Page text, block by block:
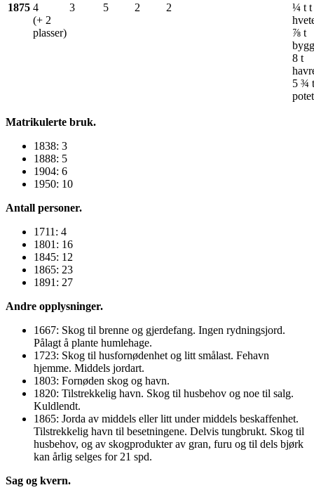
1875 4
(+ 2
plasser)
3 5 2 2
¼ t t
⅞ t
8 t
5 ¾ t
Matrikulerte bruk.
1838: 3
1888: 5
1904: 6
1950: 10
Antall personer.
1711: 4
1801: 16
1845: 12
1865: 23
1891: 27
Andre opplysninger.
1667: Skog til brenne og gjerdefang. Ingen rydningsjord.
Pålagt å plante humlehage.
1723: Skog til husfornødenhet og litt smålast. Fehavn
hjemme. Middels jordart.
1803: Fornøden skog og havn.
1820: Tilstrekkelig havn. Skog til husbehov og noe til salg.
Kuldlendt.
1865: Jorda av middels eller litt under middels beskaffenhet.
Tilstrekkelig havn til besetningene. Delvis tungbrukt. Skog til
husbehov, og av skogprodukter av gran, furu og til dels bjørk
kan årlig selges for 21 spd.
Sag og kvern.